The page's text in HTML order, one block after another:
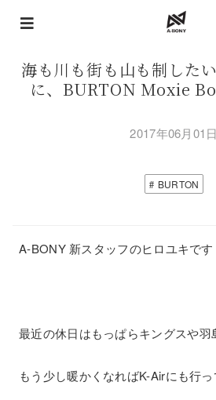
海も川も街も山も制した
に、BURTON Moxie
2017年06月01日
BURTON
A-BONY 新スタッフのヒロユキです
最近の休日はもっぱらキングスや羽
もう少し暖かくなればK-Airにも行っ